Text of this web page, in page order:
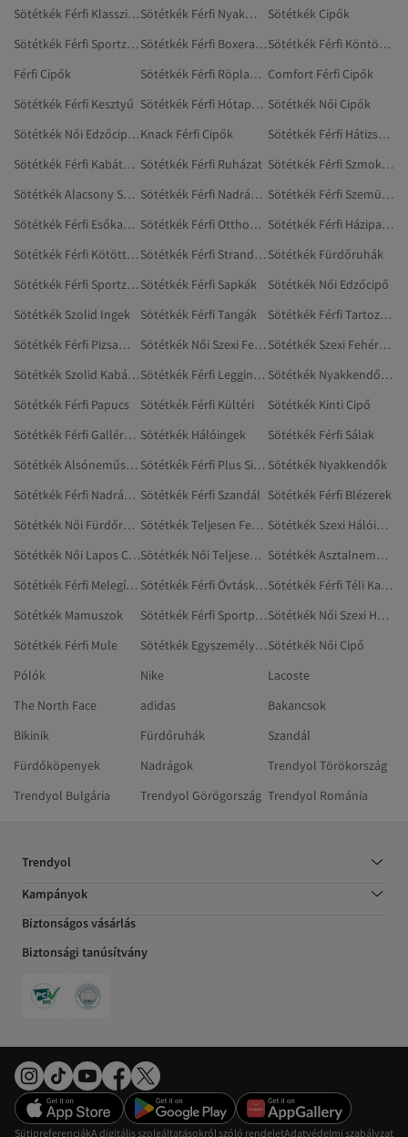
Sötétkék Férfi Klasszikus Kabátok
Sötétkék Férfi Nyakmelegítők
Sötétkék Cipők
Sötétkék Férfi Sportzakók
Sötétkék Férfi Boxeralsó
Sötétkék Férfi Köntösök
Férfi Cipők
Sötétkék Férfi Röplabdacipő Comfort Férfi Cipők
Sötétkék Férfi Kesztyű
Sötétkék Férfi Hótaposó Sötétkék Női Cipők
Sötétkék Női EdzőcipőkKnack Férfi Cipők
Sötétkék Férfi Hátizsákok
Sötétkék Férfi Kabátok És Dzsekik Sötétkék Férfi Ruházat
Sötétkék Férfi Szmoking
Sötétkék Alacsony Sarkú Cipő
Sötétkék Férfi Nadrágtartó
Sötétkék Férfi Szemüvegek És Szemüveg-kiegészítők
Sötétkék Férfi Esőkabátok
Sötétkék Férfi Otthoni Ruházat
Sötétkék Férfi Házipapucsok
Sötétkék Férfi Kötött Mellények
Sötétkék Férfi Strandtörölközők Sötétkék Fürdőruhák
Sötétkék Férfi Sportzokni Sötétkék Férfi Sapkák
Sötétkék Női Edzőcipő
Sötétkék Szolid Ingek
Sötétkék Férfi Tangák
Sötétkék Férfi Tartozékok
Sötétkék Férfi Pizsamaalsó
Sötétkék Női Szexi Fehérnemű
Sötétkék Szexi Fehérnemű
Sötétkék Szolid Kabátok
Sötétkék Férfi Leggingsz
Sötétkék Nyakkendők És Csokornyakkendők
Sötétkék Férfi Papucs
Sötétkék Férfi Kültéri
Sötétkék Kinti Cipő
Sötétkék Férfi Galléros Pólók Sötétkék Hálóingek
Sötétkék Férfi Sálak
Sötétkék Alsóneműszettek
Sötétkék Férfi Plus Size Ingek Sötétkék Nyakkendők
Sötétkék Férfi Nadrágok Sötétkék Férfi Szandál Sötétkék Férfi Blézerek
Sötétkék Női Fürdőruhák
Sötétkék Teljesen Fedő Fürdőruhák
Sötétkék Szexi Hálóingek
Sötétkék Női Lapos Cipő
Sötétkék Női Teljesen Fedő Fürdőruhák
Sötétkék Asztalnemű És Konyha
Sötétkék Férfi Melegítőszettek
Sötétkék Férfi Övtáskák
Sötétkék Férfi Téli Kabátok
Sötétkék Mamuszok
Sötétkék Férfi Sportpólók
Sötétkék Női Szexi Hálóingek
Sötétkék Férfi Mule
Sötétkék Egyszemélyes ÁgytakarókSötétkék Női Cipő
Pólók
Nike
Lacoste
The North Face
adidas
Bakancsok
Bikinik
Fürdőruhák
Szandál
Fürdőköpenyek
Nadrágok
Trendyol Törökország
Trendyol Bulgária
Trendyol Görögország Trendyol Románia
Trendyol
Kampányok
Biztonságos vásárlás
Biztonsági tanúsítvány
SütipreferenciákA digitális szolgáltatásokról szóló rendeletAdatvédelmi szabályzat